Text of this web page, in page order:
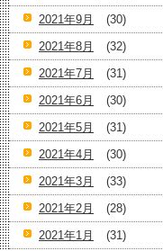
2021年9月
(30)
2021年8月
(32)
2021年7月
(31)
2021年6月
(30)
2021年5月
(31)
2021年4月
(30)
2021年3月
(33)
2021年2月
(28)
2021年1月
(31)